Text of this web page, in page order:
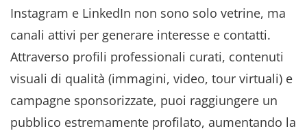
Instagram e LinkedIn non sono solo vetrine, ma
canali attivi per generare interesse e contatti.
Attraverso profili professionali curati, contenuti
visuali di qualità (immagini, video, tour virtuali) e
campagne sponsorizzate, puoi raggiungere un
pubblico estremamente profilato, aumentando la